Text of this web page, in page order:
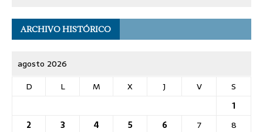
ARCHIVO HISTÓRICO
agosto 2026
D
L M X J V
S
1
2
3 4 5 6 7
8